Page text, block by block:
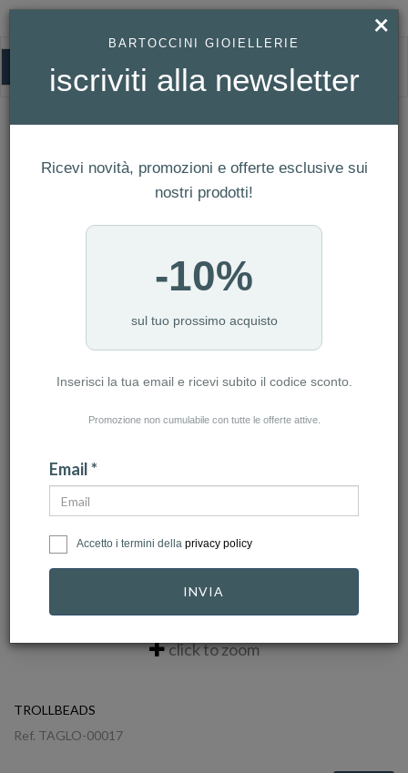
HOMEPAGE
TROLLBEADS RITIRATO - ORIGINAL TROLLBEADS CHIUSURA CON
Trollbeads Ritirato - Original
Trollbeads Chiusura con Fiocco Ref.
TAGLO-00017
click to zoom
TROLLBEADS
Ref. TAGLO-00017
×
BARTOCCINI GIOIELLERIE
iscriviti alla newsletter
Ricevi novità, promozioni e offerte esclusive sui
nostri prodotti!
-10%
sul tuo prossimo acquisto
Inserisci la tua email e ricevi subito il codice sconto.
Promozione non cumulabile con tutte le offerte attive.
Email *
Accetto i termini della privacy policy
INVIA